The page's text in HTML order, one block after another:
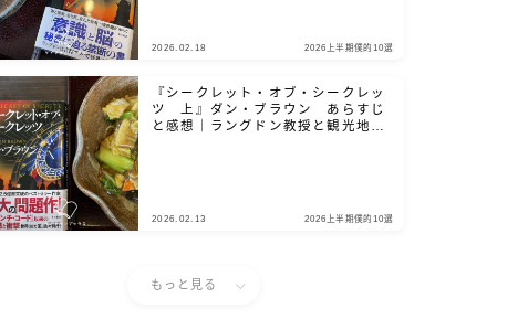
2026.02.18 2026上半期僕的10選
『シークレット・オブ・シークレッ
ツ 上』ダン・ブラウン あらすじ
と感想｜ラングドン教授と観光地を
2026.02.13 2026上半期僕的10選
もっと見る